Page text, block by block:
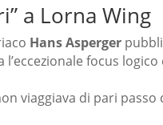
a Lorna Wing
Hans Asperger
focus
viaggiava di pari